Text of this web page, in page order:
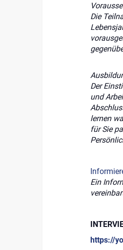
Die
Der
und
lernen
für Sie
Ein
https://